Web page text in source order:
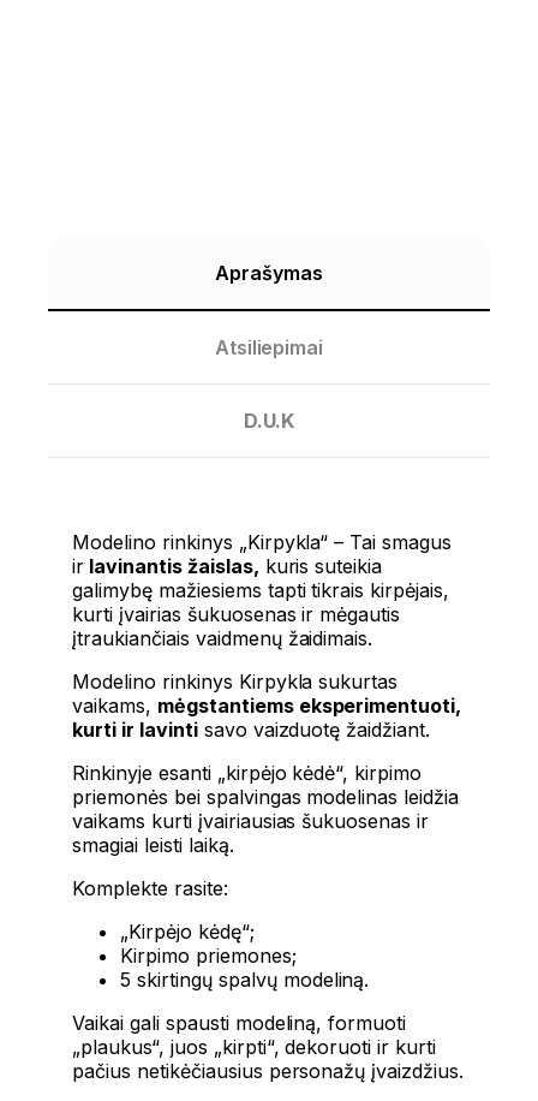
Aprašymas
Atsiliepimai
D.U.K
Modelino rinkinys „Kirpykla“ – Tai smagus
irlavinantis žaislas, kuris suteikia
galimybę mažiesiems tapti tikrais kirpėjais,
kurti įvairias šukuosenas ir mėgautis
įtraukiančiais vaidmenų žaidimais.
Modelino rinkinys Kirpykla sukurtas
vaikams, mėgstantiems eksperimentuoti,
kurti ir lavintisavo vaizduotę žaidžiant.
Rinkinyje esanti „kirpėjo kėdė“, kirpimo
priemonės bei spalvingas modelinas leidžia
vaikams kurti įvairiausias šukuosenas ir
smagiai leisti laiką.
Komplekte rasite:
„Kirpėjo kėdę“;
Kirpimo priemones;
5 skirtingų spalvų modeliną.
Vaikai gali spausti modeliną, formuoti
„plaukus“, juos „kirpti“, dekoruoti ir kurti
pačius netikėčiausius personažų įvaizdžius.